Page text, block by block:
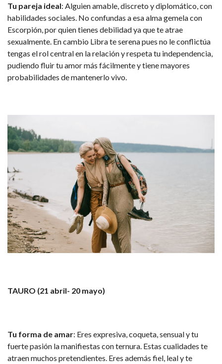
Tu pareja ideal: Alguien amable, discreto y diplomático, con
habilidades sociales. No confundas a esa alma gemela con
Escorpión, por quien tienes debilidad ya que te atrae
sexualmente. En cambio Libra te serena pues no le conflictúa
tengas el rol central en la relación y respeta tu independencia,
pudiendo fluir tu amor más fácilmente y tiene mayores
probabilidades de mantenerlo vivo.
TAURO (21 abril- 20 mayo)
Tu forma de amar: Eres expresiva, coqueta, sensual y tu
fuerte pasión la manifiestas con ternura. Estas cualidades te
atraen muchos pretendientes. Eres además fiel, leal y te